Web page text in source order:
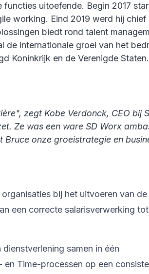
uitoefende. Begin 2017
working. Eind 2019 werd hij
biedt rond talent
internationale groei van het
Koninkrijk en de Verenigde
zegt Kobe Verdonck, CEO bij
Ze was een ware SD Worx
onze groeistrategie en
bij het uitvoeren van de
een correcte salarisverwerking
samen in één
en Time-processen op een